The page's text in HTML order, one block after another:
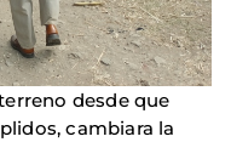
desde que
cambiara la